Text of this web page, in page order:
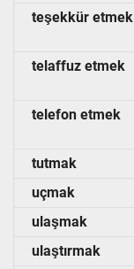
teşekkür etmek
telaffuz etmek
telefon etmek
tutmak
uçmak
ulaşmak
ulaştırmak